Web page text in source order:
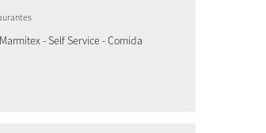
- Self Service - Comida